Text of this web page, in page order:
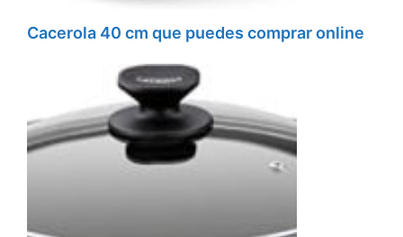
Cacerola 40 cm que puedes comprar online